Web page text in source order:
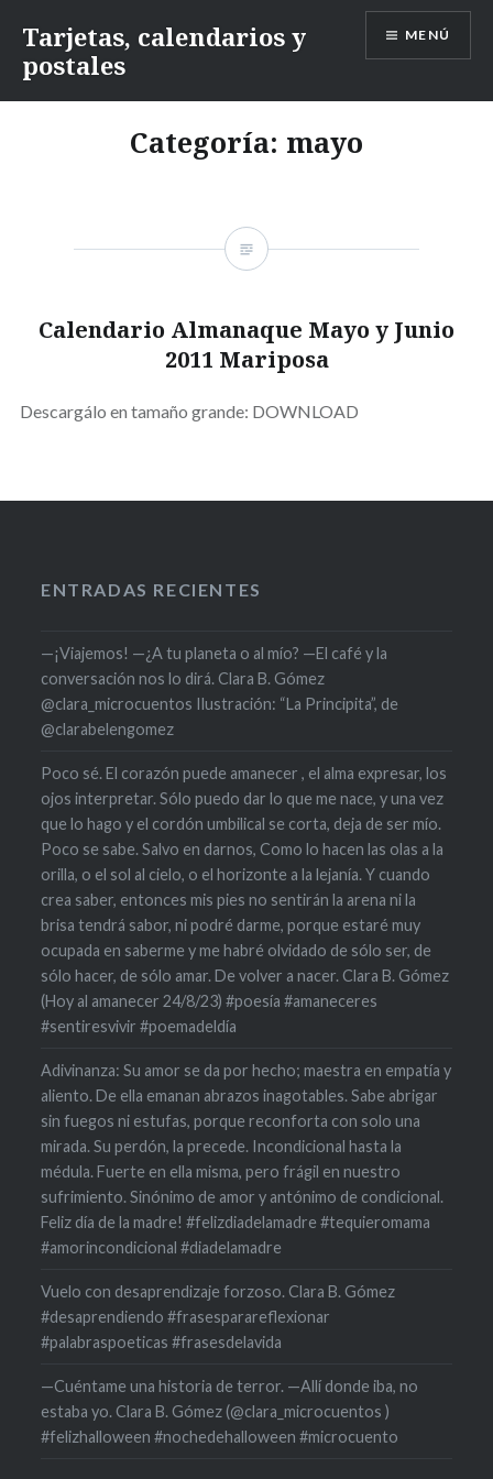
contenido
Tarjetas, calendarios y
postales
MENÚ
Categoría: mayo
Calendario Almanaque Mayo y Junio
2011 Mariposa
Descargálo en tamaño grande: DOWNLOAD
ENTRADAS RECIENTES
—¡Viajemos! —¿A tu planeta o al mío? —El café y la
conversación nos lo dirá. Clara B. Gómez
@clara_microcuentos Ilustración: “La Principita”, de
@clarabelengomez
Poco sé. El corazón puede amanecer , el alma expresar, los
ojos interpretar. Sólo puedo dar lo que me nace, y una vez
que lo hago y el cordón umbilical se corta, deja de ser mío.
Poco se sabe. Salvo en darnos, Como lo hacen las olas a la
orilla, o el sol al cielo, o el horizonte a la lejanía. Y cuando
crea saber, entonces mis pies no sentirán la arena ni la
brisa tendrá sabor, ni podré darme, porque estaré muy
ocupada en saberme y me habré olvidado de sólo ser, de
sólo hacer, de sólo amar. De volver a nacer. Clara B. Gómez
(Hoy al amanecer 24/8/23) #poesía #amaneceres
#sentiresvivir #poemadeldía
Adivinanza: Su amor se da por hecho; maestra en empatía y
aliento. De ella emanan abrazos inagotables. Sabe abrigar
sin fuegos ni estufas, porque reconforta con solo una
mirada. Su perdón, la precede. Incondicional hasta la
médula. Fuerte en ella misma, pero frágil en nuestro
sufrimiento. Sinónimo de amor y antónimo de condicional.
Feliz día de la madre! #felizdiadelamadre #tequieromama
#amorincondicional #diadelamadre
Vuelo con desaprendizaje forzoso. Clara B. Gómez
#desaprendiendo #frasesparareflexionar
#palabraspoeticas #frasesdelavida
—Cuéntame una historia de terror. —Allí donde iba, no
estaba yo. Clara B. Gómez (@clara_microcuentos )
#felizhalloween #nochedehalloween #microcuento